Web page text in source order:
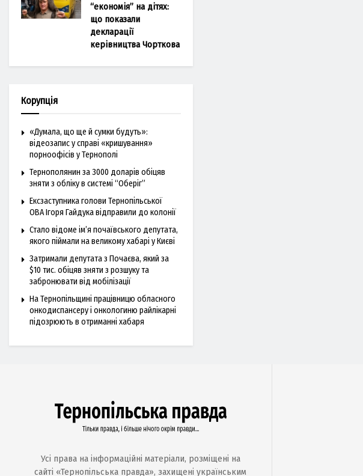
“економія” на дітях:
що показали
декларації
керівництва Чорткова
Корупція
«Думала, що ще й сумки будуть»:
відеозапис у справі «кришування»
порноофісів у Тернополі
Тернополянин за 3000 доларів обіцяв
зняти з обліку в системі “Оберіг”
Ексзаступника голови Тернопільської
ОВА Ігоря Гайдука відправили до колонії
Стало відоме ім’я почаївського депутата,
якого піймали на великому хабарі у Києві
Затримали депутата з Почаєва, який за
$10 тис. обіцяв зняти з розшуку та
забронювати від мобілізації
На Тернопільщині працівницю обласного
онкодиспансеру і онкологиню райлікарні
підозрюють в отриманні хабаря
Усі права на інформаційні матеріали, розміщені на
сайті «Тернопільська правда», захищені українським